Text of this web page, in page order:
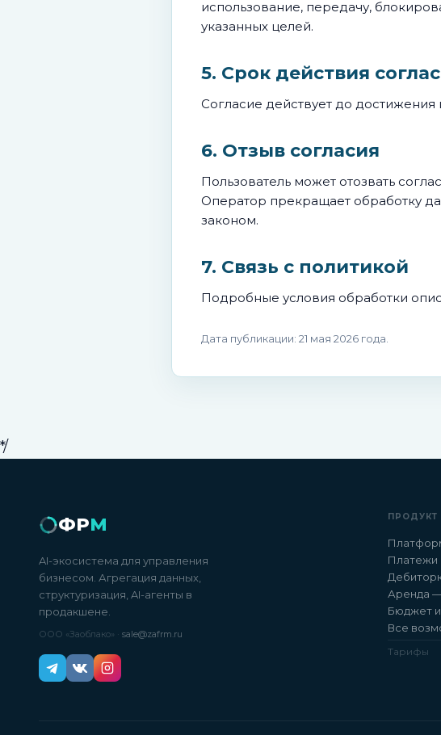
использование, передачу,
указанных целей.
5. Срок действия
Согласие действует до
6. Отзыв согласия
Пользователь может отозвать
Оператор прекращает обработку
законом.
7. Связь с политикой
Подробные условия обработки
Дата публикации: 21 мая 2026 года.
*/
ФРМ
AI-экосистема для управления
бизнесом. Агрегация данных,
структуризация, AI-агенты в
продакшене.
ООО «Заоблако» · sale@zafrm.ru
ПРОДУКТ
Платежи
Аренда
Бюджет
Все
Тарифы